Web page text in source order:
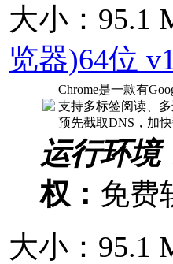
大小：95.1
览器)64位
Chrome是一款有
支持多标签阅读、
预先截取DNS，加
运行环境
权： 免费
大小：95.1